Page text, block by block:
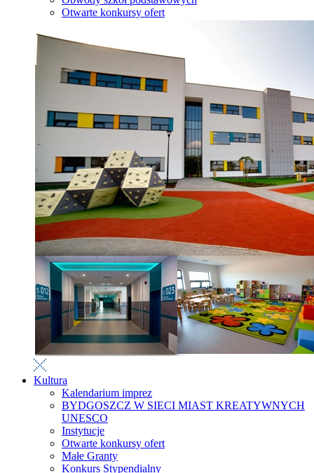
Otwarte konkursy ofert
Kultura
Kalendarium imprez
BYDGOSZCZ W SIECI MIAST KREATYWNYCH
UNESCO
Instytucje
Otwarte konkursy ofert
Małe Granty
Konkurs Stypendialny